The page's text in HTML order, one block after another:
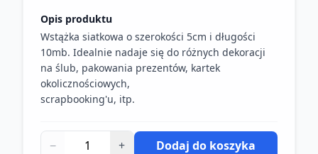
Opis produktu
Wstążka siatkowa o szerokości 5cm i długości
10mb. Idealnie nadaje się do różnych dekoracji
na ślub, pakowania prezentów, kartek
okolicznościowych,
scrapbooking'u, itp.
− + Dodaj do koszyka